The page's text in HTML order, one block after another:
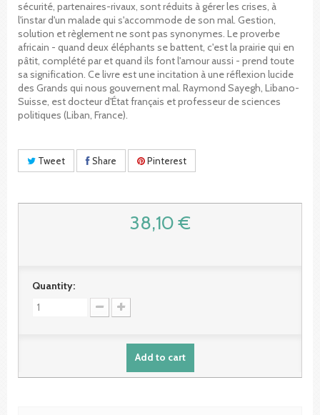
sécurité, partenaires-rivaux, sont réduits à gérer les crises, à
l'instar d'un malade qui s'accommode de son mal. Gestion,
solution et règlement ne sont pas synonymes. Le proverbe
africain - quand deux éléphants se battent, c'est la prairie qui en
pâtit, complété par et quand ils font l'amour aussi - prend toute
sa signification. Ce livre est une incitation à une réflexion lucide
des Grands qui nous gouvernent mal. Raymond Sayegh, Libano-
Suisse, est docteur d'État français et professeur de sciences
politiques (Liban, France).
Tweet Share Pinterest
38,10 €
Quantity:
Add to cart